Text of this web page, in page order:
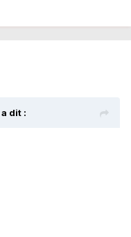
a dit :